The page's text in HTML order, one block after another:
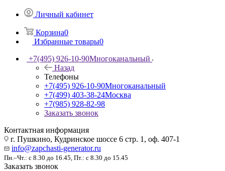
Личный кабинет
Корзина0
Избранные товары0
+7(495) 926-10-90Многоканальный
Назад
Телефоны
+7(495) 926-10-90Многоканальный
+7(499) 403-38-24Москва
+7(985) 928-82-98
Заказать звонок
Контактная информация
г. Пушкино, Кудринское шоссе 6 стр. 1, оф. 407-1
info@zapchasti-generator.ru
Пн.–Чт.: с 8.30 до 16.45, Пт.: с 8.30 до 15.45
Заказать звонок